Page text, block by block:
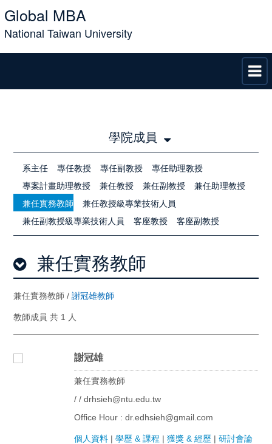
Global MBA
National Taiwan University
學院成員
系主任 專任教授 專任副教授
專任助理教授
專案計畫助理教授
兼任教授 兼任副教授
兼任助理教授
兼任實務教師
兼任教授級專業技術人員
兼任副教授級專業技術人員
客座教授 客座副教授
兼任實務教師
兼任實務教師 /謝冠雄教師
教師成員 共 1 人
謝冠雄
兼任實務教師
/ / drhsieh@ntu.edu.tw
Office Hour : dr.edhsieh@gmail.com
個人資料 |學歷 & 課程 |獲獎 & 經歷 |研討會論